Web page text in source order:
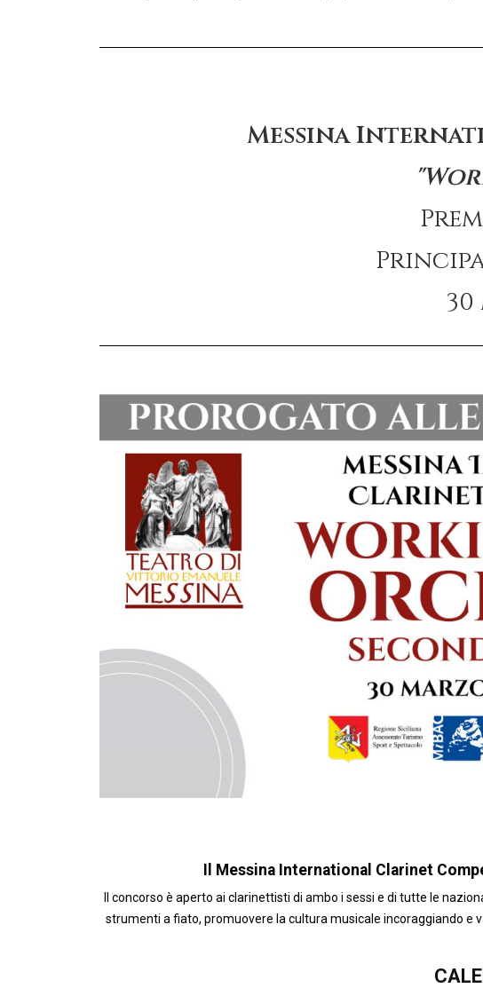
Messina
Il Messina International Clarinet
Il concorso è aperto ai clarinettisti di ambo i sessi e di tutte le
strumenti a fiato, promuovere la cultura musicale incoraggiando e